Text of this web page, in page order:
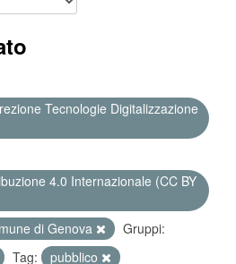
Tecnologie Digitalizzazione
4.0 Internazionale (CC BY
di Genova
Gruppi:
Tag:
pubblico